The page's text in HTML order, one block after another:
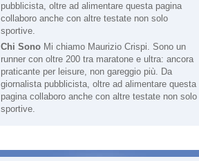
Chi Sono Mi chiamo Maurizio Crispi. Sono un
runner con oltre 200 tra maratone e ultra: ancora
praticante per leisure, non gareggio più. Da
giornalista pubblicista, oltre ad alimentare questa
pagina collaboro anche con altre testate non solo
sportive.